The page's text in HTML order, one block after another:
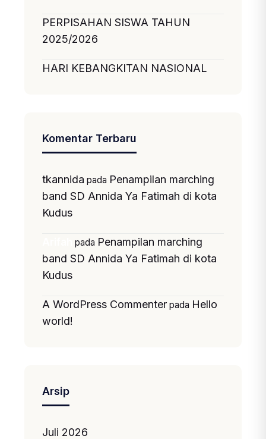
PERPISAHAN SISWA TAHUN
2025/2026
HARI KEBANGKITAN NASIONAL
Komentar Terbaru
tkannida pada Penampilan marching
band SD Annida Ya Fatimah di kota
Kudus
pada Penampilan marching
band SD Annida Ya Fatimah di kota
Kudus
A WordPress Commenter pada Hello
world!
Arsip
Juli 2026